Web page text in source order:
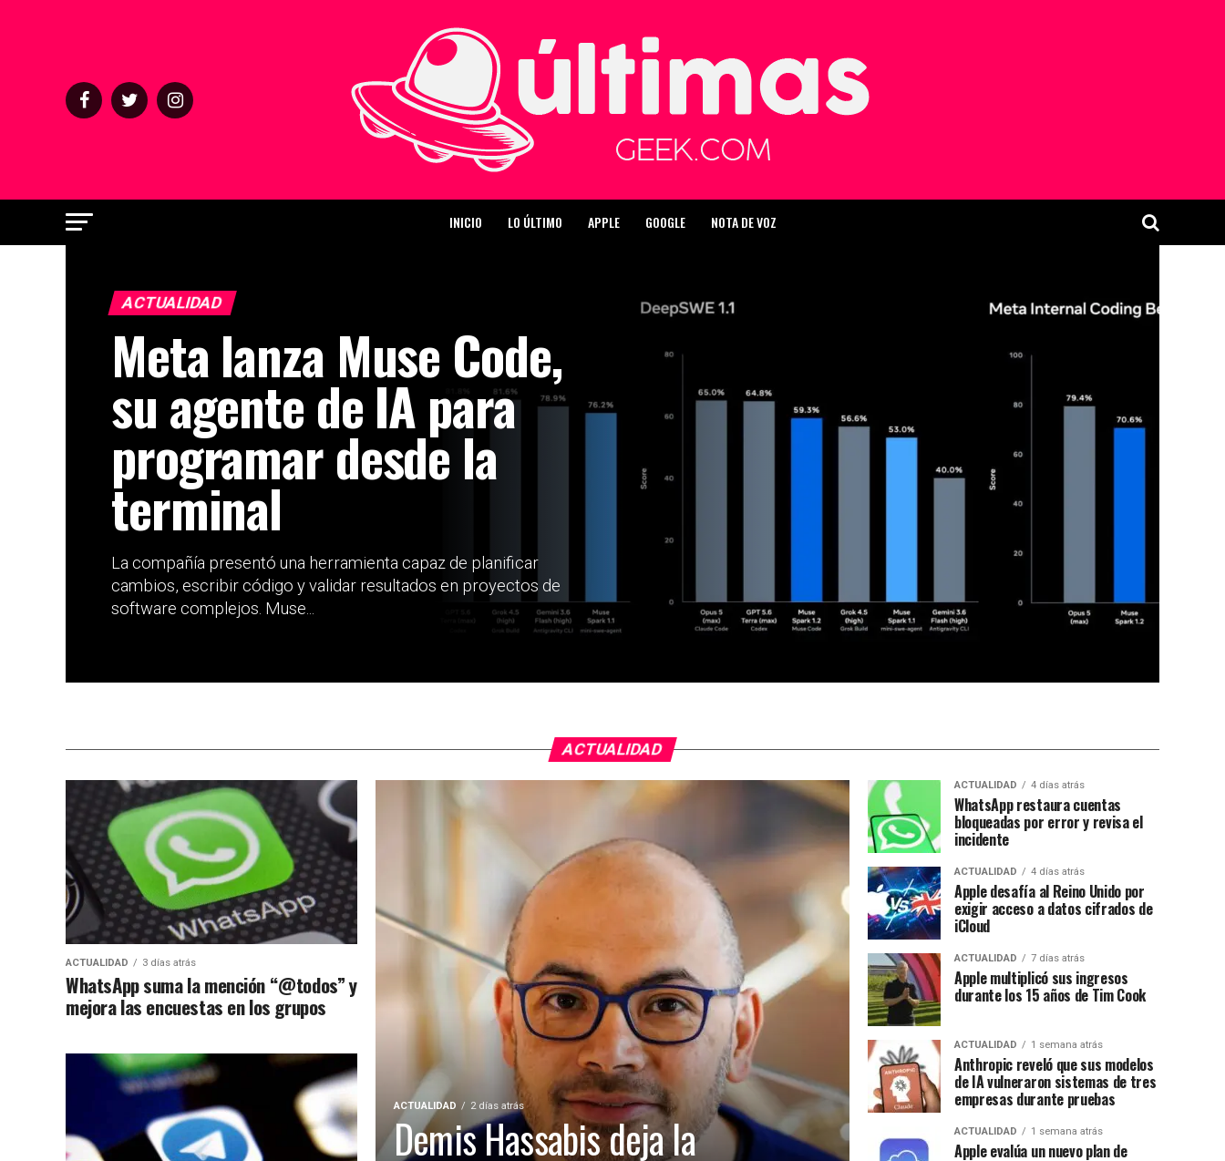
INICIO LO ÚLTIMO APPLE GOOGLE NOTA DE VOZ
ACTUALIDAD
Meta lanza Muse Code,
su agente de IA para
programar desde la
terminal
La compañía presentó una herramienta capaz de planificar
cambios, escribir código y validar resultados en proyectos de
software complejos. Muse...
ACTUALIDAD
ACTUALIDAD 2 días atrás
Demis Hassabis deja la
ACTUALIDAD 3 días atrás
WhatsApp suma la mención “@todos” y
mejora las encuestas en los grupos
ACTUALIDAD 4 días atrás
WhatsApp restaura cuentas
bloqueadas por error y revisa el
incidente
ACTUALIDAD 4 días atrás
Apple desafía al Reino Unido por
exigir acceso a datos cifrados de
iCloud
ACTUALIDAD 7 días atrás
Apple multiplicó sus ingresos
durante los 15 años de Tim Cook
ACTUALIDAD 1 semana atrás
Anthropic reveló que sus modelos
de IA vulneraron sistemas de tres
empresas durante pruebas
ACTUALIDAD 1 semana atrás
Apple evalúa un nuevo plan de